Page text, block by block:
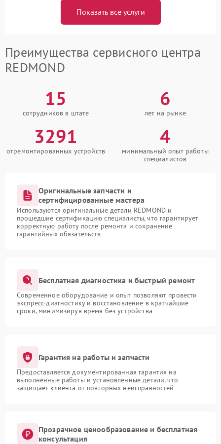
Показать все услуги
Преимущества сервисного центра
REDMOND
15
сотрудников в штате
6
лет на рынке
3291
отремонтированных устройств
4
минимальный опыт работы
специалистов
Оригинальные запчасти и
сертифицированные мастера
Используются оригинальные детали REDMOND и
прошедшие сертификацию специалисты, что гарантирует
корректную работу после ремонта и сохранение
гарантийных обязательств
Бесплатная диагностика и быстрый ремонт
Современное оборудование и опыт позволяют провести
экспресс-диагностику и восстановление в кратчайшие
сроки, минимизируя время без устройства
Гарантия на работы и запчасти
Предоставляется документированная гарантия на
выполненные работы и установленные детали, что
защищает клиента от повторных неисправностей
Прозрачное ценообразование и бесплатная
консультация